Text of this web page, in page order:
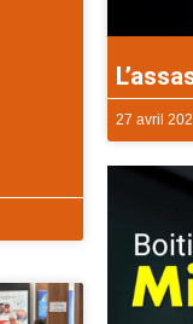
27 avril